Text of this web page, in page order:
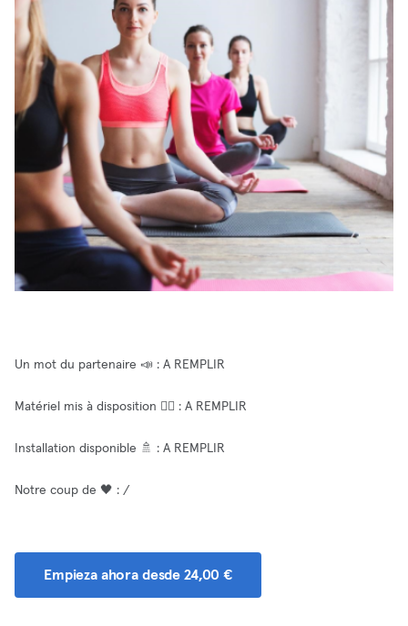
Un mot du partenaire 📣 : A REMPLIR
Matériel mis à disposition 🧘‍♂️ : A REMPLIR
Installation disponible 🚿 : A REMPLIR
Notre coup de 🖤 : /
Empieza ahora desde 24,00 €